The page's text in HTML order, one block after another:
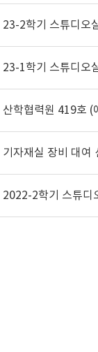
23-2학기 스튜디오
23-1학기 스튜디오
학협력원 419호 (
자재실 장비 대여
2022-2학기 스튜디